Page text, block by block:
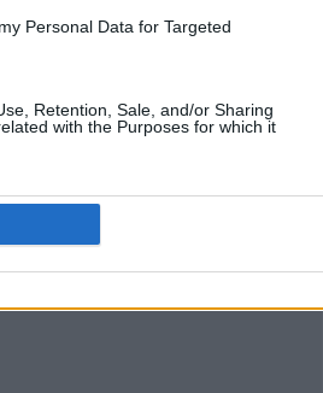
Personal Data for Targeted
Retention, Sale, and/or Sharing
with the Purposes for which it